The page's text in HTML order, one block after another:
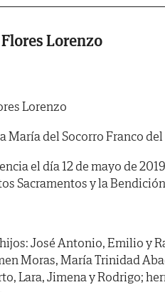
Lorenzo
Lorenzo
María del Socorro Franco
el día 12 de mayo de
Sacramentos y la
José Antonio, Emilio y
Moras, María Trinidad
Lara, Jimena y Rodrigo;